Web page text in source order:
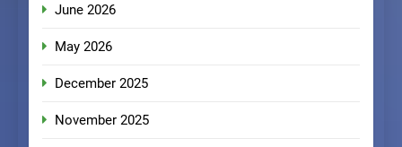
June 2026
May 2026
December 2025
November 2025